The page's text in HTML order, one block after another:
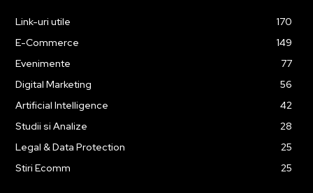
Link-uri utile
170
E-Commerce
149
Evenimente
77
Digital Marketing
56
Artificial Intelligence
42
Studii si Analize
28
Legal & Data Protection
25
Stiri Ecomm
25